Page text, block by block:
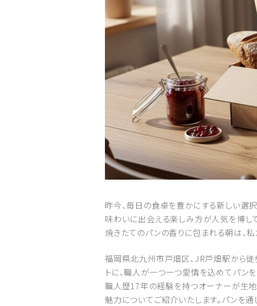
昨今、毎日の食卓を豊かにする新しい選
味わいに出会える楽しみ方が人気を博し
焼きたてのパンの香りに包まれる朝は、
福岡県北九州市戸畑区、JR戸畑駅から
トに、職人が一つ一つ愛情を込めてパン
職人歴17年の経験を持つオーナーが生
魅力についてご紹介いたします。パンを通